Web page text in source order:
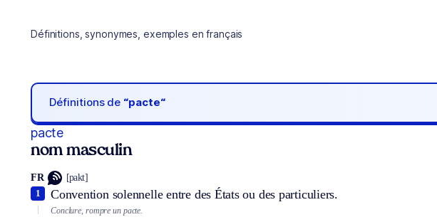
Définitions, synonymes, exemples en français
Définitions de “pacte“
pacte
nom masculin
FR [pakt]
Convention solennelle entre des États ou des particuliers.
1
Conclure, rompre un pacte.